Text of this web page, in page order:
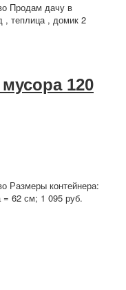
Продам дачу в
, теплица , домик 2
120
Размеры контейнера:
62 см; 1 095 руб.